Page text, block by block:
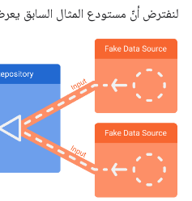
لنفترض أنّ مستودع المثال السابق